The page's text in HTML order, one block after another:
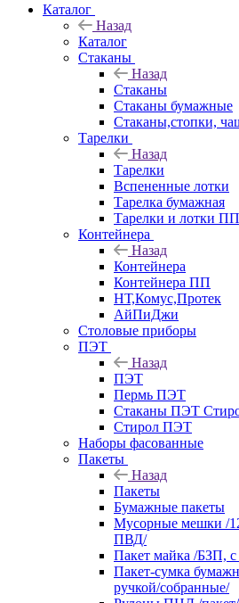
Каталог
Назад
Каталог
Стаканы
Назад
Стаканы
Стаканы бумажные
Стаканы,стопки,
Тарелки
Назад
Тарелки
Вспененные лотки
Тарелка бумажная
Тарелки и лотки
Контейнера
Назад
Контейнера
Контейнера ПП
НТ,Комус,Протек
АйПиДжи
Столовые приборы
ПЭТ
Назад
ПЭТ
Пермь ПЭТ
Стаканы ПЭТ
Стирол ПЭТ
Наборы фасованные
Пакеты
Назад
Пакеты
Бумажные пакеты
Мусорные мешки /
ПВД/
Пакет майка /БЗП,
Пакет-сумка
ручкой/собранные/